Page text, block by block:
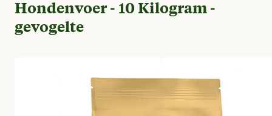
Hondenvoer - 10 Kilogram -
gevogelte